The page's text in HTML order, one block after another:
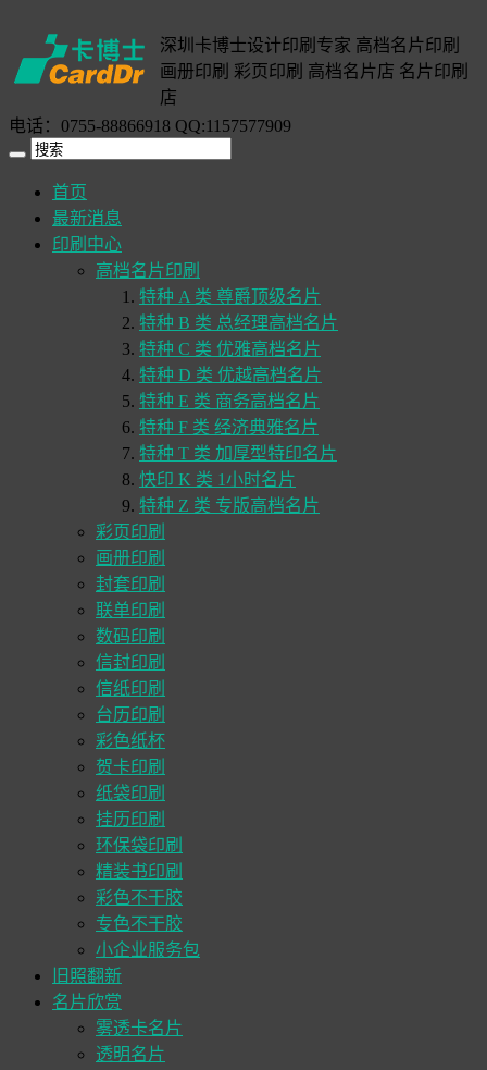
深圳卡博士设计印刷专家 高档名片印刷
画册印刷 彩页印刷 高档名片店 名片印刷
店
电话：0755-88866918 QQ:1157577909
首页
最新消息
印刷中心
高档名片印刷
特种 A 类 尊爵顶级名片
特种 B 类 总经理高档名片
特种 C 类 优雅高档名片
特种 D 类 优越高档名片
特种 E 类 商务高档名片
特种 F 类 经济典雅名片
特种 T 类 加厚型特印名片
快印 K 类 1小时名片
特种 Z 类 专版高档名片
彩页印刷
画册印刷
封套印刷
联单印刷
数码印刷
信封印刷
信纸印刷
台历印刷
彩色纸杯
贺卡印刷
纸袋印刷
挂历印刷
环保袋印刷
精装书印刷
彩色不干胶
专色不干胶
小企业服务包
旧照翻新
名片欣赏
雾透卡名片
透明名片